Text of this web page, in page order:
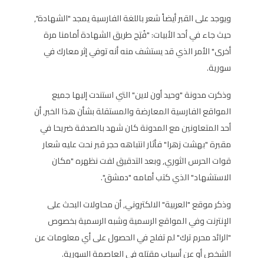
ويوجد على القبر أيضاً شعر باللغة الفارسية يمجد "الشهادة",
حيث جاء في أحد الأبيات: "فُتِح طريق الشهادة أمامنا مرة
أخرى" الأمر الذي قد يستشف منه أنه توفي إثر معارك في
سورية.
وذكرت مدونة "وحيد أون لاين" التي استندت إليها جميع
المواقع الفارسية المعارضة والمستقلة بشأن هذا الخبر, أن
أحد المتعاونين مع المدونة كان شهد بالصدفة ضريحا في
مقبرة "بهشت زهرا" فأثار انتباهه حجر قبر نحت عليه شعار
قوات الحرس الثوري, وبعد التدقيق لفت نظهره "مكان
الاستشهاد" الذي كتب أمامه "دمشق".
وذكر موقع "العربية" الالكتروني, أن محاولات البحث على
الإنترنت وفي المواقع الرسمية وشبه الرسمية بخصوص
"الرائد محرم ترك" لم تفلح في الحصول على أي معلومات عن
الشخص أو عن أسباب مقتله في العاصمة السورية.